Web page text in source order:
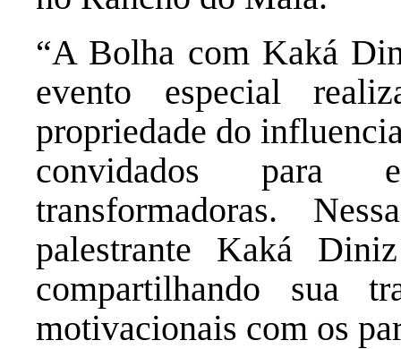
“A Bolha com Kaká
evento especial
propriedade do
convidados para
transformadoras.
palestrante Kaká
compartilhando sua
motivacionais com os